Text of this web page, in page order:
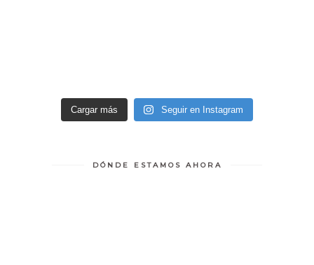
Cargar más Seguir en Instagram
DÓNDE ESTAMOS AHORA